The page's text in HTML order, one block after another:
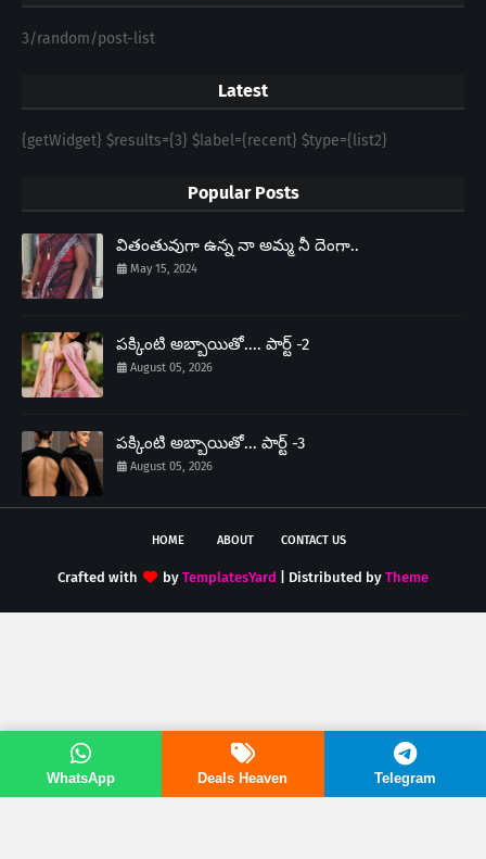
3/random/post-list
Latest
{getWidget} $results={3} $label={recent} $type={list2}
Popular Posts
వితంతువుగా ఉన్న నా అమ్మ నీ దెంగా..
May 15, 2024
పక్కింటి అబ్బాయితో.... పార్ట్ -2
August 05, 2026
పక్కింటి అబ్బాయితో... పార్ట్ -3
August 05, 2026
HOME ABOUT CONTACT US
Crafted with by TemplatesYard | Distributed by Theme
WhatsApp Deals Heaven Telegram